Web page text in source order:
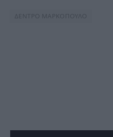
ΔΕΝΤΡΟ ΜΑΡΚΟΠΟΥΛΟ